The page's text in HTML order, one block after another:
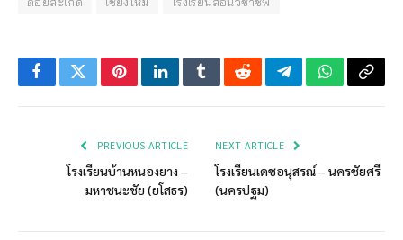
FacebookTwitterPinterestLinkedInTumblrRedditTelegramWhatsApp
Copy
PREVIOUS ARTICLE
โรงเรียนบ้านหนองยาง –
มหาชนะชัย (ยโสธร)
NEXT ARTICLE
โรงเรียนเดชอนุสรณ์ – นครชัยศรี
(นครปฐม)